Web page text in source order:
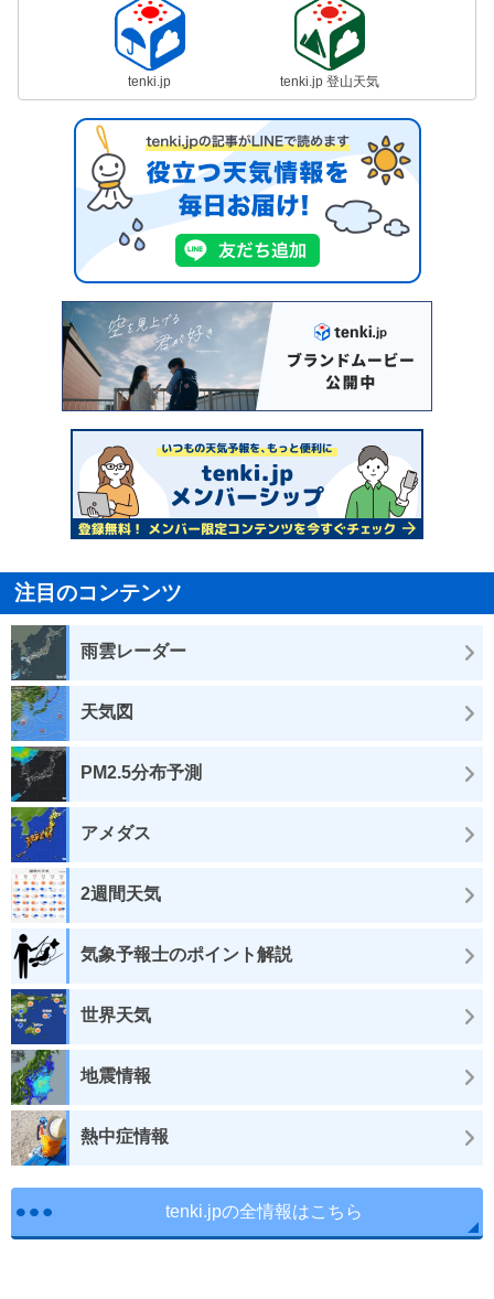
tenki.jp tenki.jp 登山天気
注目のコンテンツ
雨雲レーダー
天気図
PM2.5分布予測
アメダス
2週間天気
気象予報士のポイント解説
世界天気
地震情報
熱中症情報
tenki.jpの全情報はこちら